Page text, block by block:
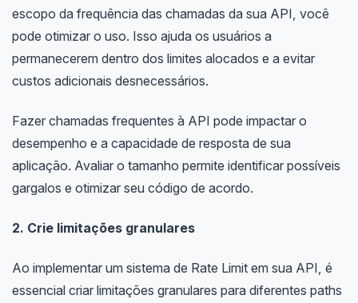
escopo da frequência das chamadas da sua API, você
pode otimizar o uso. Isso ajuda os usuários a
permanecerem dentro dos limites alocados e a evitar
custos adicionais desnecessários.
Fazer chamadas frequentes à API pode impactar o
desempenho e a capacidade de resposta de sua
aplicação. Avaliar o tamanho permite identificar possíveis
gargalos e otimizar seu código de acordo.
2. Crie limitações granulares
Ao implementar um sistema de Rate Limit em sua API, é
essencial criar limitações granulares para diferentes paths